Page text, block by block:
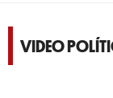
VIDEO